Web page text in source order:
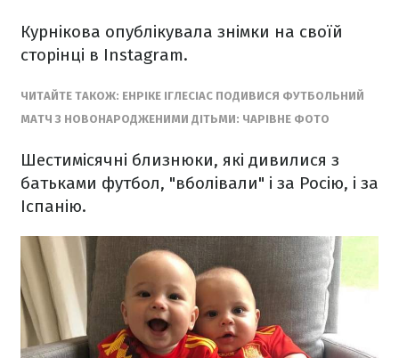
Курнікова опублікувала знімки на своїй
сторінці в Instagram.
ЧИТАЙТЕ ТАКОЖ: ЕНРІКЕ ІГЛЕСІАС ПОДИВИСЯ ФУТБОЛЬНИЙ
МАТЧ З НОВОНАРОДЖЕНИМИ ДІТЬМИ: ЧАРІВНЕ ФОТО
Шестимісячні близнюки, які дивилися з
батьками футбол, "вболівали" і за Росію, і за
Іспанію.